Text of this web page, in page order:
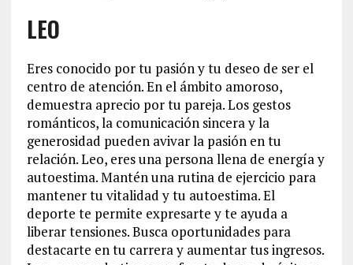
LEO
Eres conocido por tu pasión y tu deseo de ser el
centro de atención. En el ámbito amoroso,
demuestra aprecio por tu pareja. Los gestos
románticos, la comunicación sincera y la
generosidad pueden avivar la pasión en tu
relación. Leo, eres una persona llena de energía y
autoestima. Mantén una rutina de ejercicio para
mantener tu vitalidad y tu autoestima. El
deporte te permite expresarte y te ayuda a
liberar tensiones. Busca oportunidades para
destacarte en tu carrera y aumentar tus ingresos.